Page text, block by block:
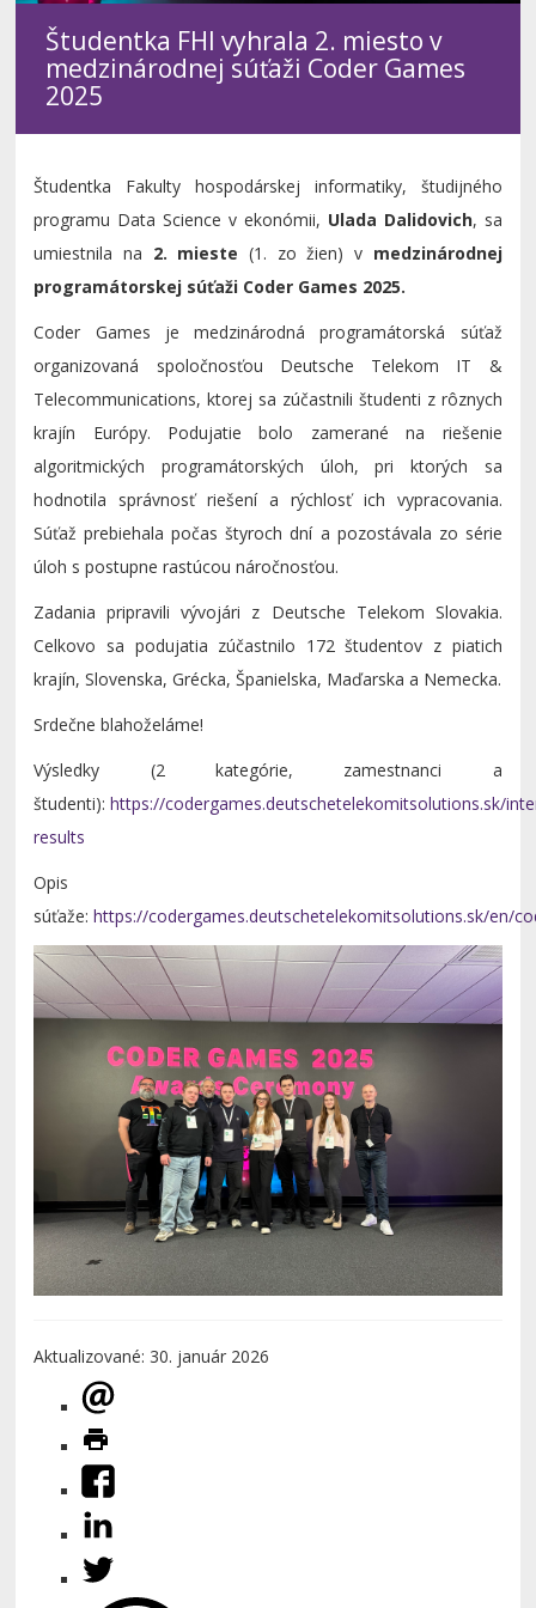
Študentka FHI vyhrala 2. miesto v
medzinárodnej súťaži Coder Games
2025
Študentka Fakulty hospodárskej informatiky, študijného
programu Data Science v ekonómii, Ulada Dalidovich, sa
umiestnila na 2. mieste (1. zo žien) v medzinárodnej
programátorskej súťaži Coder Games 2025.
Coder Games je medzinárodná programátorská súťaž
organizovaná spoločnosťou Deutsche Telekom IT &
Telecommunications, ktorej sa zúčastnili študenti z rôznych
krajín Európy. Podujatie bolo zamerané na riešenie
algoritmických programátorských úloh, pri ktorých sa
hodnotila správnosť riešení a rýchlosť ich vypracovania.
Súťaž prebiehala počas štyroch dní a pozostávala zo série
úloh s postupne rastúcou náročnosťou.
Zadania pripravili vývojári z Deutsche Telekom Slovakia.
Celkovo sa podujatia zúčastnilo 172 študentov z piatich
krajín, Slovenska, Grécka, Španielska, Maďarska a Nemecka.
Srdečne blahoželáme!
Výsledky (2 kategórie, zamestnanci a
študenti):https://codergames.deutschetelekomitsolutions.sk/
results
Opis
súťaže:https://codergames.deutschetelekomitsolutions.sk/en/
Aktualizované: 30. január 2026